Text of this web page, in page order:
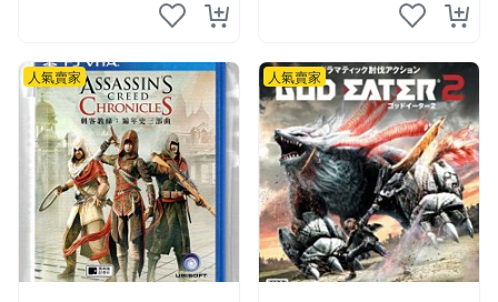
人氣賣家 人氣賣家